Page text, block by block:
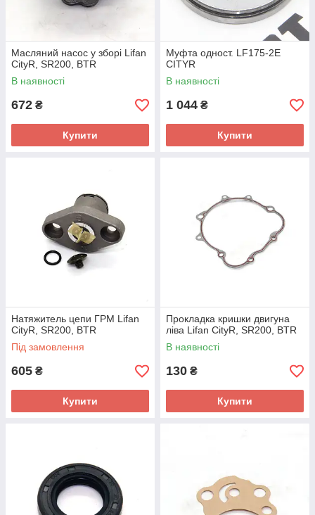
Масляний насос у зборі Lifan
CityR, SR200, BTR
В наявності
672 ₴
Купити
Муфта одност. LF175-2E
CITYR
В наявності
1 044 ₴
Купити
Натяжитель цепи ГРМ Lifan
CityR, SR200, BTR
Під замовлення
605 ₴
Купити
Прокладка кришки двигуна
ліва Lifan CityR, SR200, BTR
В наявності
130 ₴
Купити